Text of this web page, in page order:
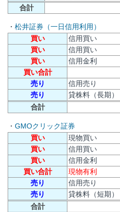
合計
・ 松井証券（一日信用利用）
買い
信用買い
買い
信用買い
買い
信用金利
買い合計
売り
信用売り
売り
貸株料（長期）
合計
・ GMOクリック証券
買い
現物買い
買い
信用買い
買い
信用金利
買い合計
現物有利
売り
信用売り
売り
貸株料（短期）
合計